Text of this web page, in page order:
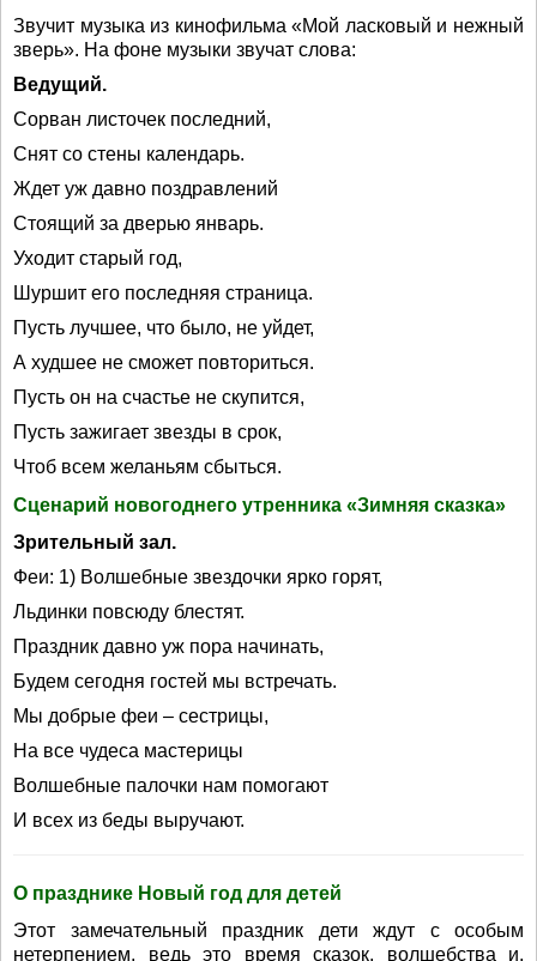
Звучит музыка из кинофильма «Мой ласковый и нежный
зверь». На фоне музыки звучат слова:
Ведущий.
Сорван листочек последний,
Снят со стены календарь.
Ждет уж давно поздравлений
Стоящий за дверью январь.
Уходит старый год,
Шуршит его последняя страница.
Пусть лучшее, что было, не уйдет,
А худшее не сможет повториться.
Пусть он на счастье не скупится,
Пусть зажигает звезды в срок,
Чтоб всем желаньям сбыться.
Сценарий новогоднего утренника «Зимняя сказка»
Зрительный зал.
Феи: 1) Волшебные звездочки ярко горят,
Льдинки повсюду блестят.
Праздник давно уж пора начинать,
Будем сегодня гостей мы встречать.
Мы добрые феи – сестрицы,
На все чудеса мастерицы
Волшебные палочки нам помогают
И всех из беды выручают.
О празднике Новый год для детей
Этот замечательный праздник дети ждут с особым
нетерпением, ведь это время сказок, волшебства и,